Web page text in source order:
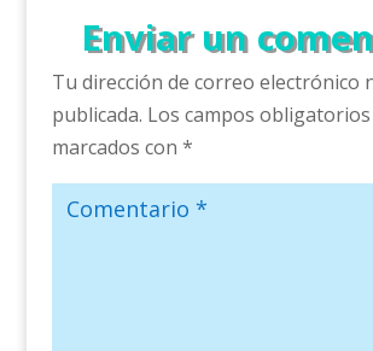
Enviar un
Tu dirección de correo electrónico
publicada. Los campos
marcados con *